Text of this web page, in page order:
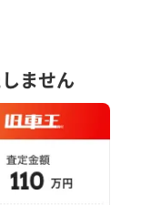
ません